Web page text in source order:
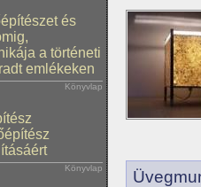
és
a történeti
emlékeken
Könyvlap
Könyvlap